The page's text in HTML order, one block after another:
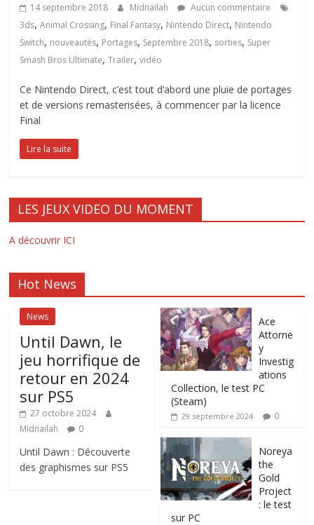
14 septembre 2018 Midnailah
Aucun commentaire
3ds,Animal Crossing, Final Fantasy, Nintendo Direct, Nintendo
Switch, nouveautés, Portages, Septembre 2018, sorties, Super
Smash Bros Ultimate,Trailer,vidéo
Ce Nintendo Direct, c’est tout d’abord une pluie de portages
et de versions remasterisées, à commencer par la licence
Final
Lire la suite
LES JEUX VIDEO DU MOMENT
A découvrir ICI
Hot News
News
Until Dawn, le
jeu horrifique de
retour en 2024
sur PS5
27 octobre 2024
Midnailah
0
Until Dawn : Découverte
des graphismes sur PS5
Ace
Attorne
y
Investig
ations
Collection, le test PC
(Steam)
29 septembre 2024 0
Noreya
the
Gold
Project
: le test
sur PC